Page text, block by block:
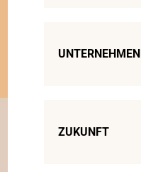
UNTERNEHMEN
ZUKUNFT